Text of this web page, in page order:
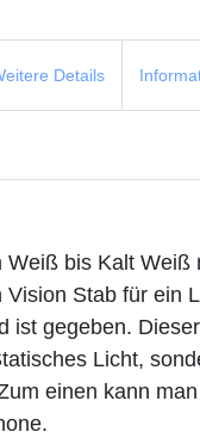
Details
bis Kalt Weiß
Stab für ein
ist gegeben.
Licht,
einen kann